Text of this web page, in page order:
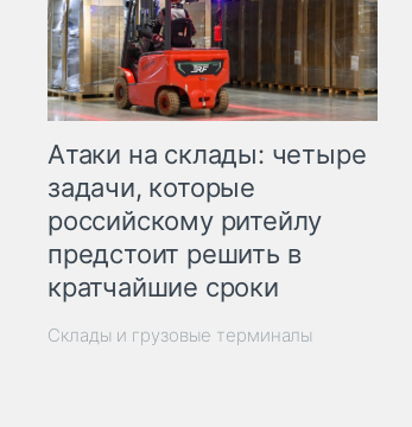
Атаки на склады: четыре
задачи, которые
российскому ритейлу
предстоит решить в
кратчайшие сроки
Склады и грузовые терминалы